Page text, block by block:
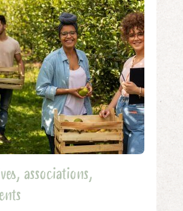
associations,